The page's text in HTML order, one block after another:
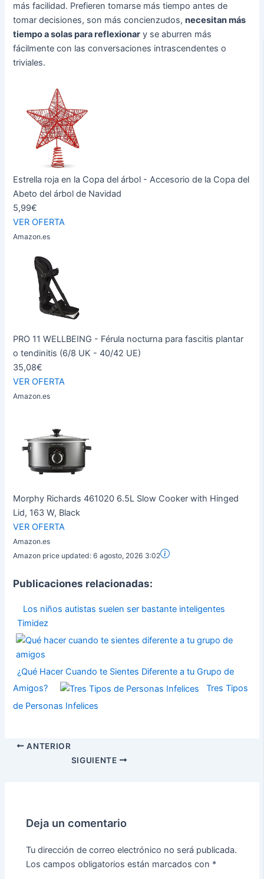
más facilidad. Prefieren tomarse más tiempo antes de
tomar decisiones, son más concienzudos,necesitan más
tiempo a solas para reflexionar y se aburren más
fácilmente con las conversaciones intrascendentes o
triviales.
Estrella roja en la Copa del árbol - Accesorio de la Copa del
Abeto del árbol de Navidad
5,99€
VER OFERTA
Amazon.es
PRO 11 WELLBEING - Férula nocturna para fascitis plantar
o tendinitis (6/8 UK - 40/42 UE)
35,08€
VER OFERTA
Amazon.es
Morphy Richards 461020 6.5L Slow Cooker with Hinged
Lid, 163 W, Black
VER OFERTA
Amazon.es
Amazon price updated:6 agosto, 2026 3:02
Publicaciones relacionadas:
Los niños autistas suelen ser bastante inteligentes
Timidez
¿Qué Hacer Cuando te Sientes Diferente a tu Grupo de
Amigos?
Tres Tipos
de Personas Infelices
ANTERIOR
SIGUIENTE
Deja un comentario
Tu dirección de correo electrónico no será publicada.
Los campos obligatorios están marcados con *